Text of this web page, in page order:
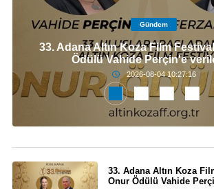
Gündem
33. Adana Altın Koza Film
Ödülü Vahide Perçin'e
2026-08-04 10:27:16
33. Adana Altın Koza
Onur Ödülü Vahide